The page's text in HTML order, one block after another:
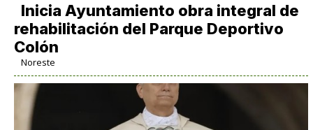
Inicia Ayuntamiento obra integral de
rehabilitación del Parque Deportivo
Colón
Noreste